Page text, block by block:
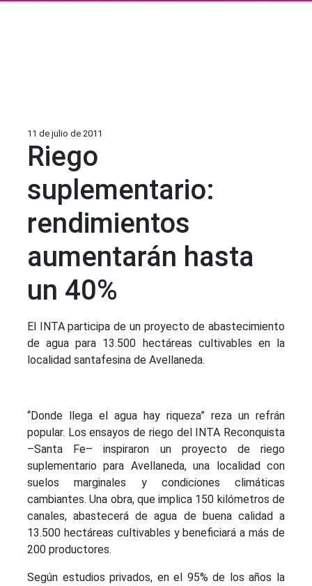
11 de julio de 2011
Riego
suplementario:
rendimientos
aumentarán hasta
un 40%
El INTA participa de un proyecto de abastecimiento
de agua para 13.500 hectáreas cultivables en la
localidad santafesina de Avellaneda.
“Donde llega el agua hay riqueza” reza un refrán
popular. Los ensayos de riego del INTA Reconquista
–Santa Fe– inspiraron un proyecto de riego
suplementario para Avellaneda, una localidad con
suelos marginales y condiciones climáticas
cambiantes. Una obra, que implica 150 kilómetros de
canales, abastecerá de agua de buena calidad a
13.500 hectáreas cultivables y beneficiará a más de
200 productores.
Según estudios privados, en el 95% de los años la